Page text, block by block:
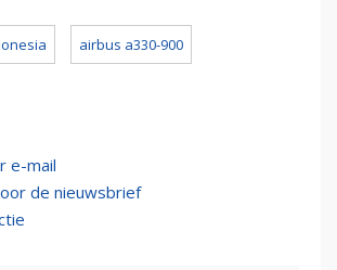
airbus a330-900
e-mail
de nieuwsbrief